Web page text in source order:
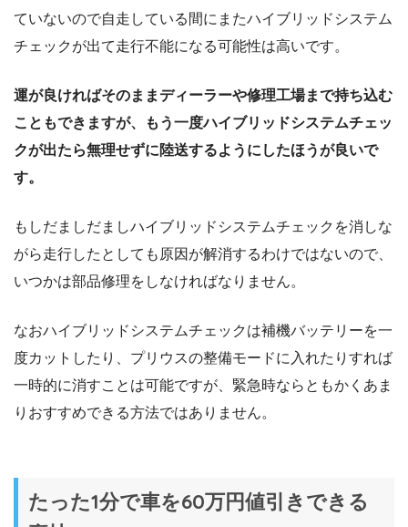
ていないので自走している間にまたハイブリッドシステム
チェックが出て走行不能になる可能性は高いです。
運が良ければそのままディーラーや修理工場まで持ち込む
こともできますが、もう一度ハイブリッドシステムチェッ
クが出たら無理せずに陸送するようにしたほうが良いで
す。
もしだましだましハイブリッドシステムチェックを消しな
がら走行したとしても原因が解消するわけではないので、
いつかは部品修理をしなければなりません。
なおハイブリッドシステムチェックは補機バッテリーを一
度カットしたり、プリウスの整備モードに入れたりすれば
一時的に消すことは可能ですが、緊急時ならともかくあま
りおすすめできる方法ではありません。
たった1分で車を60万円値引きできる